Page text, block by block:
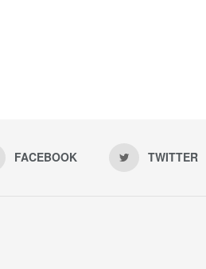
FACEBOOK TWITTER